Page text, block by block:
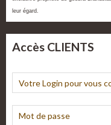
leur égard.
Accès CLIENTS